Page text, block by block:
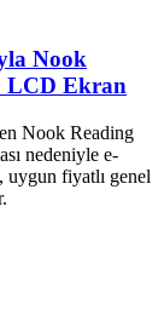
Nook
LCD Ekran
Nook Reading
nedeniyle e-
uygun fiyatlı genel